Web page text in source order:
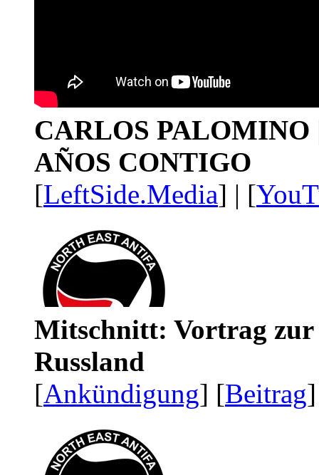
CARLOS PALOMINO
AÑOS CONTIGO
[LeftSide.Media] | [
Mitschnitt: Vortrag zur
Russland
[Ankündigung] [Beitrag